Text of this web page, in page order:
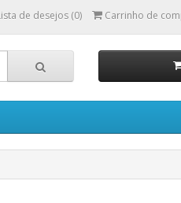
de desejos (0) Carrinho de